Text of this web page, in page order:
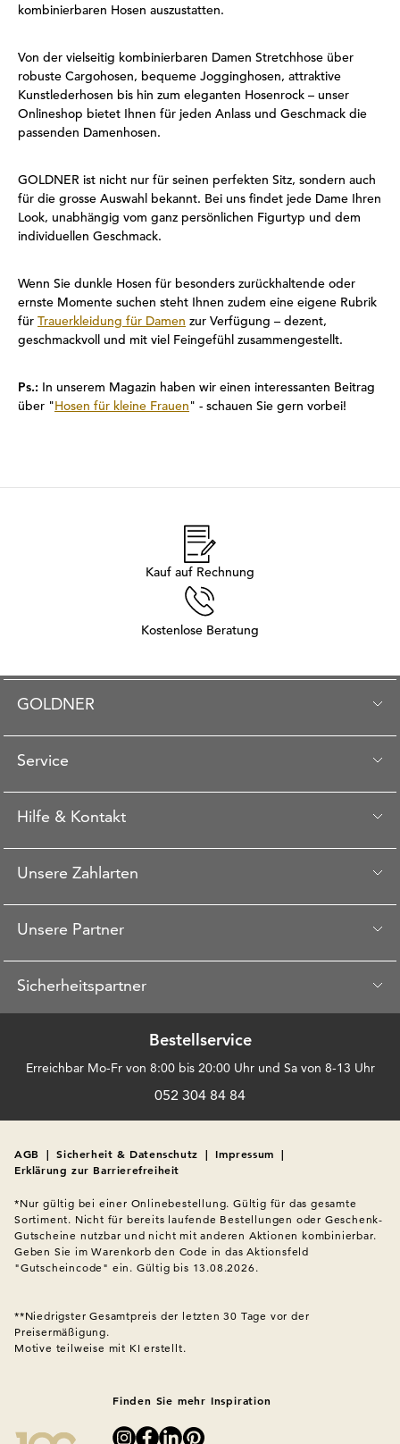
kombinierbaren Hosen auszustatten.
Von der vielseitig kombinierbaren Damen Stretchhose über
robuste Cargohosen, bequeme Jogginghosen, attraktive
Kunstlederhosen bis hin zum eleganten Hosenrock – unser
Onlineshop bietet Ihnen für jeden Anlass und Geschmack die
passenden Damenhosen.
GOLDNER ist nicht nur für seinen perfekten Sitz, sondern auch
für die grosse Auswahl bekannt. Bei uns findet jede Dame Ihren
Look, unabhängig vom ganz persönlichen Figurtyp und dem
individuellen Geschmack.
Wenn Sie dunkle Hosen für besonders zurückhaltende oder
ernste Momente suchen steht Ihnen zudem eine eigene Rubrik
für Trauerkleidung für Damen zur Verfügung – dezent,
geschmackvoll und mit viel Feingefühl zusammengestellt.
Ps.: In unserem Magazin haben wir einen interessanten Beitrag
über "Hosen für kleine Frauen" - schauen Sie gern vorbei!
Kauf auf Rechnung
Kostenlose Beratung
GOLDNER
Service
Hilfe & Kontakt
Unsere Zahlarten
Unsere Partner
Sicherheitspartner
Bestellservice
Erreichbar Mo-Fr von 8:00 bis 20:00 Uhr und Sa von 8-13 Uhr
052 304 84 84
AGB | Sicherheit & Datenschutz | Impressum |
Erklärung zur Barrierefreiheit
*Nur gültig bei einer Onlinebestellung. Gültig für das gesamte
Sortiment. Nicht für bereits laufende Bestellungen oder Geschenk-
Gutscheine nutzbar und nicht mit anderen Aktionen kombinierbar.
Geben Sie im Warenkorb den Code in das Aktionsfeld
"Gutscheincode" ein. Gültig bis 13.08.2026.
**Niedrigster Gesamtpreis der letzten 30 Tage vor der
Preisermäßigung.
Motive teilweise mit KI erstellt.
Finden Sie mehr Inspiration